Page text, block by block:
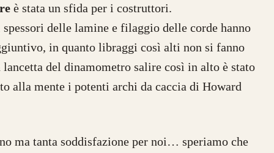
è stata un sfida per i costruttori.
delle lamine e filaggio delle corde hanno
in quanto libraggi così alti non si fanno
del dinamometro salire così in alto è stato
alla mente i potenti archi da caccia di Howard
ma tanta soddisfazione per noi… speriamo che